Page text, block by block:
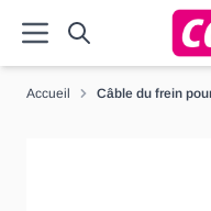
Accueil Câble du frein